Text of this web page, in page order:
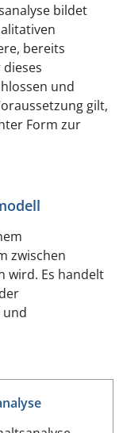
bildet
bereits
und
gilt,
Form zur
zwischen
wird. Es handelt
und